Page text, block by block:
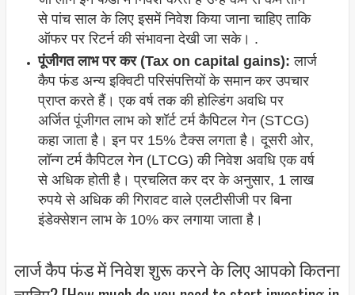
से पांच साल के लिए इसमें निवेश किया जाना चाहिए ताकि
ऑफर पर रिटर्न की संभावना देखी जा सके। .
पूंजीगत लाभ पर कर (Tax on capital gains):लार्ज
कैप फंड अन्य इक्विटी परिसंपत्तियों के समान कर उपचार
प्राप्त करते हैं। एक वर्ष तक की होल्डिंग अवधि पर
अर्जित पूंजीगत लाभ को शॉर्ट टर्म कैपिटल गेन (STCG)
कहा जाता है। इन पर 15% टैक्स लगता है। दूसरी ओर,
लॉन्ग टर्म कैपिटल गेन (LTCG) की निवेश अवधि एक वर्ष
से अधिक होती है। प्रचलित कर दर के अनुसार, 1 लाख
रुपये से अधिक की गिरावट वाले एलटीसीजी पर बिना
इंडेक्सेशन लाभ के 10% कर लगाया जाता है।
लार्ज कैप फंड में निवेश शुरू करने के लिए आपको कितना